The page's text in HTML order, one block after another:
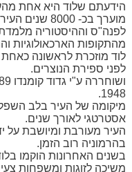
הידעתם שלוד היא אחת
לפנה"ס וההיסטוריה
מהתקופות הארכאולוגיות
לפני ספירת הנוצרים.
1948.
מיקומה של העיר בלב
אסטרטגי לאורך שנים.
העיר מעורבת ומיושבת על
בהרמוניה רוב הזמן.
בשנים האחרונות הוקמו
משיכה לזוגות ומשפחות